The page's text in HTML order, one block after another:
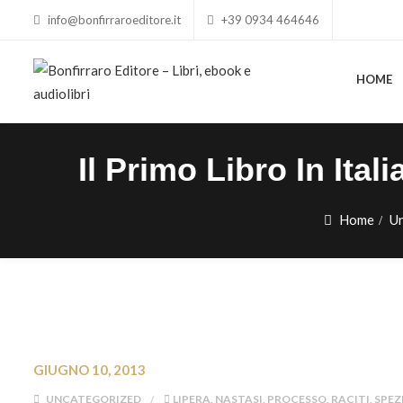
info@bonfirraroeditore.it +39 0934 464646
HOME
Il Primo Libro In
Home
GIUGNO 10, 2013
UNCATEGORIZED LIPERA, NASTASI, PROCESSO, RACITI,